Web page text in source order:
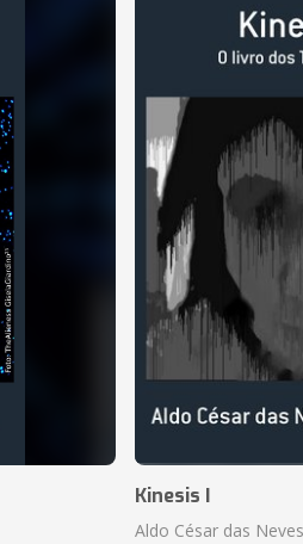
Kinesis I
Aldo César das